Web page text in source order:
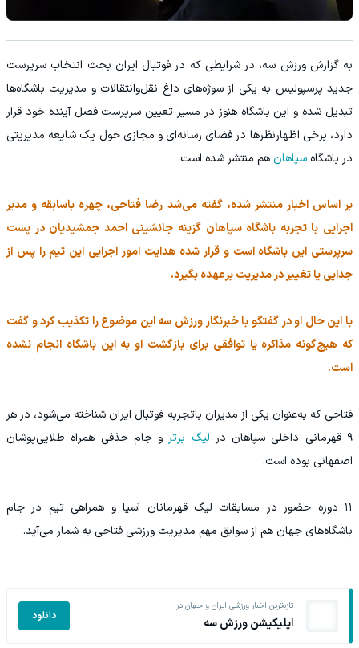
به گزارش ورزش سه، در شرایطی که در فوتبال ایران بحث انتخاب سرپرست
جدید پرسپولیس به یکی از سوژه‌های داغ نقل‌وانتقالات و مدیریت باشگاه‌ها
تبدیل شده و این باشگاه هنوز در مسیر تعیین سرپرست فصل آینده خود قرار
دارد، برخی اظهارنظرها در فضای رسانه‌ای و مجازی حول یک شایعه مدیریتی
در باشگاه سپاهانهم منتشر شده است.
بر اساس اخبار منتشر شده، گفته می‌شد رضا فتاحی، چهره‌ باسابقه و مدیر
اجرایی با تجربه باشگاه سپاهان گزینه جانشینی احمد جمشیدیان در پست
سرپرستی این باشگاه است و قرار شده هدایت امور اجرایی این تیم را پس از
جدایی یا تغییر در مدیریت برعهده بگیرد.
با این حال او در گفتگو با خبرنگار ورزش سه این موضوع را تکذیب کرد و گفت
که هیچ‌گونه مذاکره یا توافقی برای بازگشت او به این باشگاه انجام نشده
است.
فتاحی که به‌عنوان یکی از مدیران باتجربه فوتبال ایران شناخته می‌شود، در هر
۹ قهرمانی داخلی سپاهان در
لیگ برتر و جام حذفی همراه طلایی‌پوشان
اصفهانی بوده است.
۱۱ دوره حضور در مسابقات لیگ قهرمانان آسیا و همراهی تیم در جام
باشگاه‌های جهان هم از سوابق مهم مدیریت ورزشی فتاحی به شمار می‌آید.
تازه‌ترین اخبار ورزشی ایران و جهان در
اپلیکیشن ورزش سه دانلود